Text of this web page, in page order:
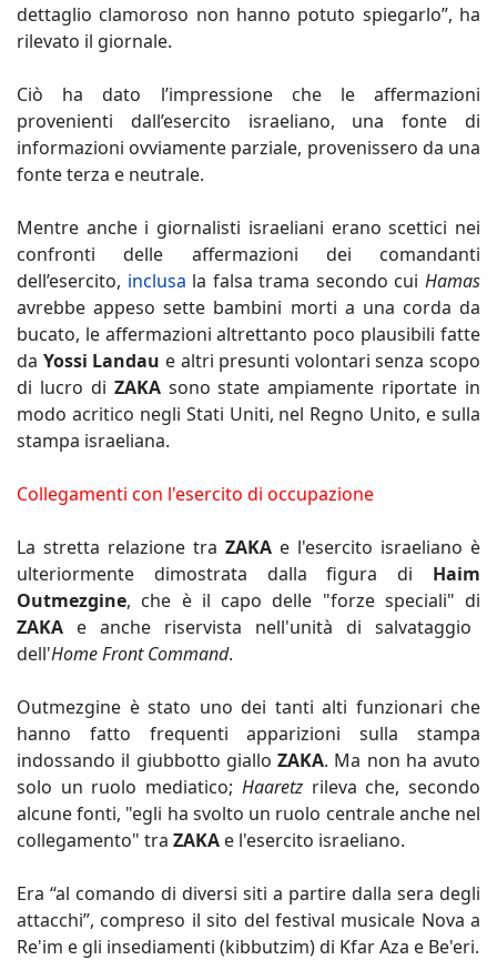
dettaglio clamoroso non hanno potuto spiegarlo”, ha
rilevato il giornale.
Ciò ha dato l’impressione che le affermazioni
provenienti dall’esercito israeliano, una fonte di
informazioni ovviamente parziale, provenissero da una
fonte terza e neutrale.
Mentre anche i giornalisti israeliani erano scettici nei
confronti delle affermazioni dei comandanti
dell’esercito, inclusa la falsa trama secondo cuiHamas
avrebbe appeso sette bambini morti a una corda da
bucato, le affermazioni altrettanto poco plausibili fatte
da Yossi Landau e altri presunti volontari senza scopo
di lucro di ZAKAsono state ampiamente riportate in
modo acritico negli Stati Uniti, nel Regno Unito, e sulla
stampa israeliana.
Collegamenti con l'esercito di occupazione
La stretta relazione tra ZAKA e l'esercito israeliano è
ulteriormente dimostrata dalla figura di Haim
Outmezgine, che è il capo delle "forze speciali" di
ZAKA e anche riservista nell'unità di salvataggio
dell'Home Front Command.
Outmezgine è stato uno dei tanti alti funzionari che
hanno fatto frequenti apparizioni sulla stampa
indossando il giubbotto giallo ZAKA. Ma non ha avuto
solo un ruolo mediatico; Haaretzrileva che, secondo
alcune fonti, "egli ha svolto un ruolo centrale anche nel
collegamento" tra ZAKA e l'esercito israeliano.
Era “al comando di diversi siti a partire dalla sera degli
attacchi”, compreso il sito del festival musicale Nova a
Re'im e gli insediamenti (kibbutzim) di Kfar Aza e Be'eri.